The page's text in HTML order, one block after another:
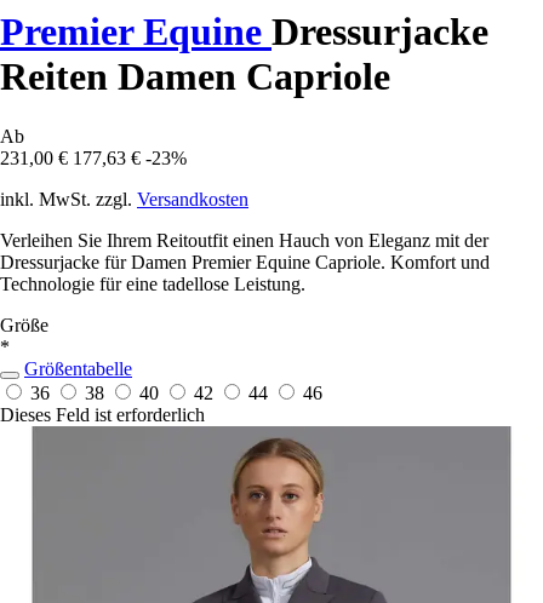
Premier Equine Dressurjacke
Reiten Damen Capriole
Ab
231,00 € 177,63 € -23%
inkl. MwSt. zzgl. Versandkosten
Verleihen Sie Ihrem Reitoutfit einen Hauch von Eleganz mit der
Dressurjacke für Damen Premier Equine Capriole. Komfort und
Technologie für eine tadellose Leistung.
Größe
*
Größentabelle
36
38 40 42 44
46
Dieses Feld ist erforderlich